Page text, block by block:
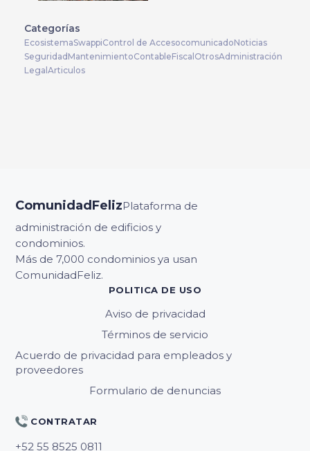
Categorías
EcosistemaSwappiControl de AccesocomunicadoNoticias
Seguridad MantenimientoContableFiscal OtrosAdministración
Legal Articulos
ComunidadFelizPlataforma de
administración de edificios y
condominios.
Más de 7,000 condominios ya usan
ComunidadFeliz.
POLITICA DE USO
Aviso de privacidad
Términos de servicio
Acuerdo de privacidad para empleados y
proveedores
Formulario de denuncias
CONTRATAR